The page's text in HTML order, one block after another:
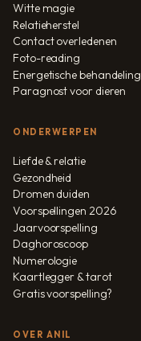
Witte magie
Relatieherstel
Contact overledenen
Foto-reading
Energetische behandeling
Paragnost voor dieren
ONDERWERPEN
Liefde & relatie
Gezondheid
Dromen duiden
Voorspellingen 2026
Jaarvoorspelling
Daghoroscoop
Numerologie
Kaartlegger & tarot
Gratis voorspelling?
OVER ANIL